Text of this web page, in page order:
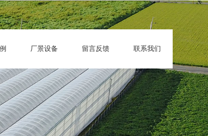
厂景设备 留言反馈 联系我们